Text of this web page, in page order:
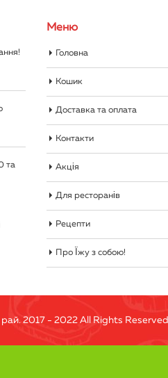
та
Меню
Головна
Кошик
Доставка та оплата
Контакти
Акція
Для ресторанів
Рецепти
Про Їжу з собою!
2017 - 2022 All Rights Reserved